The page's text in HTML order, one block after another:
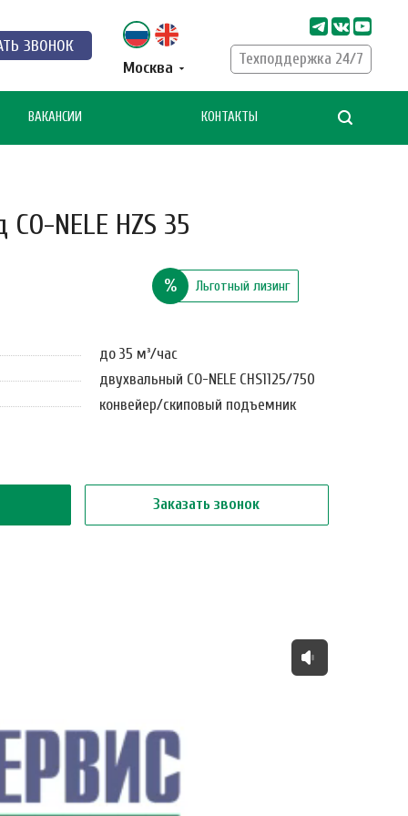
ЗВОНОК
Москва
Техподдержка 24/7
ВАКАНСИИ КОНТАКТЫ
NELE HZS 35
% Льготный лизинг
до 35 м³/час
двухвальный CO-NELE CHS1125/750
конвейер/cкиповый подъемник
Заказать звонок